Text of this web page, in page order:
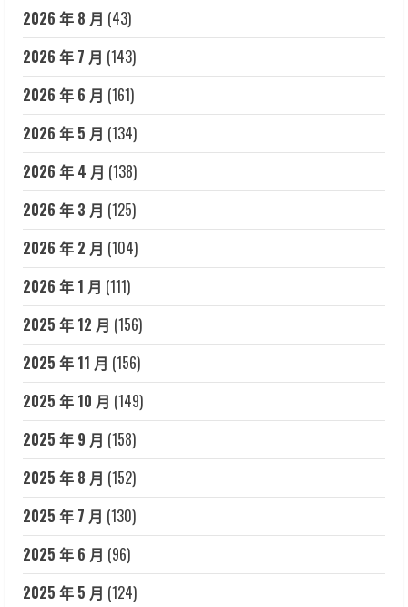
2026 年 8 月 (43)
2026 年 7 月 (143)
2026 年 6 月 (161)
2026 年 5 月 (134)
2026 年 4 月 (138)
2026 年 3 月 (125)
2026 年 2 月 (104)
2026 年 1 月 (111)
2025 年 12 月 (156)
2025 年 11 月 (156)
2025 年 10 月 (149)
2025 年 9 月 (158)
2025 年 8 月 (152)
2025 年 7 月 (130)
2025 年 6 月 (96)
2025 年 5 月 (124)